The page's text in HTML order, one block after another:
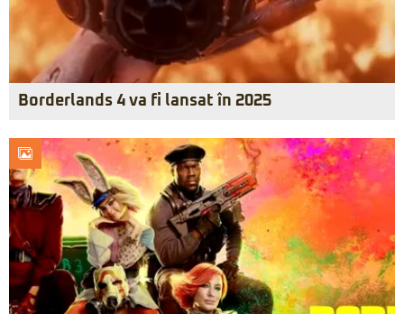
Borderlands 4 va fi lansat în 2025